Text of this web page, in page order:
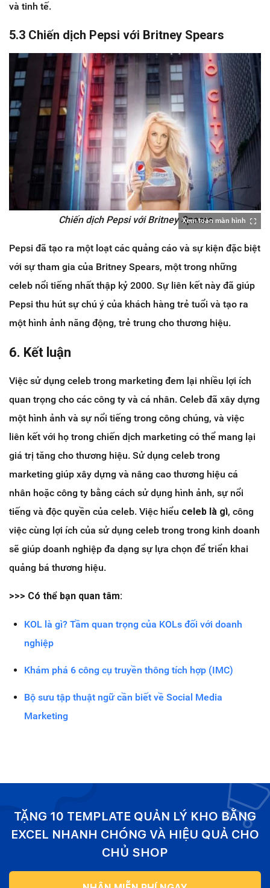
và tinh tế.
5.3 Chiến dịch Pepsi với Britney Spears
Xem toàn màn hình
Chiến dịch Pepsi với Britney Spears
Pepsi đã tạo ra một loạt các quảng cáo và sự kiện đặc biệt
với sự tham gia của Britney Spears, một trong những
celeb nổi tiếng nhất thập kỷ 2000. Sự liên kết này đã giúp
Pepsi thu hút sự chú ý của khách hàng trẻ tuổi và tạo ra
một hình ảnh năng động, trẻ trung cho thương hiệu.
6. Kết luận
Việc sử dụng celeb trong marketing đem lại nhiều lợi ích
quan trọng cho các công ty và cá nhân. Celeb đã xây dựng
một hình ảnh và sự nổi tiếng trong công chúng, và việc
liên kết với họ trong chiến dịch marketing có thể mang lại
giá trị tăng cho thương hiệu. Sử dụng celeb trong
marketing giúp xây dựng và nâng cao thương hiệu cá
nhân hoặc công ty bằng cách sử dụng hình ảnh, sự nổi
tiếng và độc quyền của celeb. Việc hiểu celeb là gì, công
việc cùng lợi ích của sử dụng celeb trong trong kinh doanh
sẽ giúp doanh nghiệp đa dạng sự lựa chọn để triển khai
quảng bá thương hiệu.
>>> Có thể bạn quan tâm:
KOL là gì? Tầm quan trọng của KOLs đối với doanh
nghiệp
Khám phá 6 công cụ truyền thông tích hợp (IMC)
Bộ sưu tập thuật ngữ cần biết về Social Media
Marketing
TẶNG 10 TEMPLATE QUẢN LÝ KHO BẰNG
EXCEL NHANH CHÓNG VÀ HIỆU QUẢ CHO
CHỦ SHOP